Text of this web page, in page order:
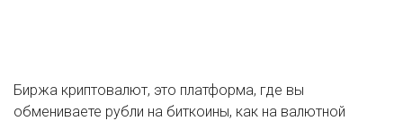
Биржа криптовалют, это платформа, где вы
обмениваете рубли на биткоины, как на валютной